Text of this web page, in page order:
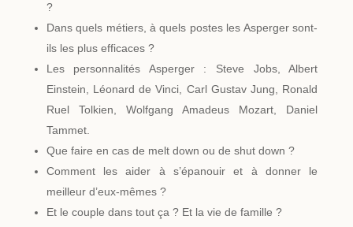
?
Dans quels métiers, à quels postes les Asperger sont-
ils les plus efficaces ?
Les personnalités Asperger : Steve Jobs, Albert
Einstein, Léonard de Vinci, Carl Gustav Jung, Ronald
Ruel Tolkien, Wolfgang Amadeus Mozart, Daniel
Tammet.
Que faire en cas de melt down ou de shut down ?
Comment les aider à s’épanouir et à donner le
meilleur d’eux-mêmes ?
Et le couple dans tout ça ? Et la vie de famille ?